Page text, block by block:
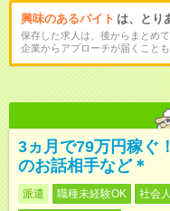
興味のあるバイト は、とり
保存した求人は、後からまとめて
企業からアプローチが届くことも
3ヵ月で79万円稼ぐ
のお話相手など＊
派遣 職種未経験OK 社会